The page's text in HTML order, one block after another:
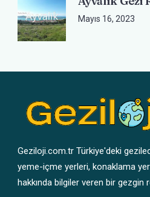
Mayıs 16, 2023
Geziloji.com.tr Türkiye'deki
yeme-içme yerleri, konaklama
hakkında bilgiler veren bir gezgin